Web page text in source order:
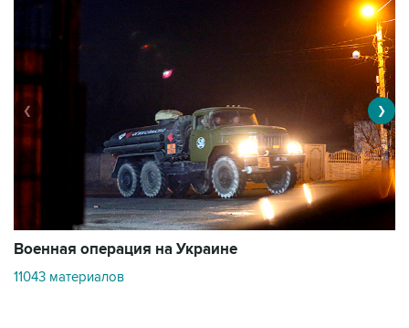
Военная операция на Украине
11043 материалов
❮ ❯